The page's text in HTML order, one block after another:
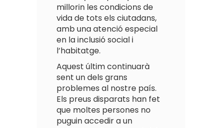
millorin les condicions de
vida de tots els ciutadans,
amb una atenció especial
en la inclusió social i
l’habitatge.
Aquest últim continuarà
sent un dels grans
problemes al nostre país.
Els preus disparats han fet
que moltes persones no
puguin accedir a un